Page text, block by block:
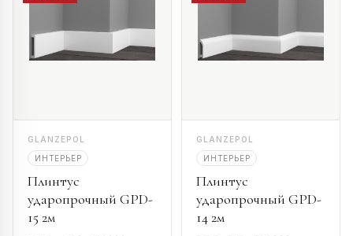
GLANZEPOL
ИНТЕРЬЕР
Плинтус
ударопрочный GPD-
15 2м
GLANZEPOL
ИНТЕРЬЕР
Плинтус
ударопрочный GPD-
14 2м